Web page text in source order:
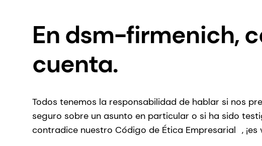
En dsm-firmenich,
cuenta.
Todos tenemos la responsabilidad de hablar si nos
seguro sobre un asunto en particular o si ha sido
contradice nuestro Código de Ética Empresarial ,